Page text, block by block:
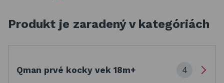
Produkt je zaradený v kategóriách
Qman prvé kocky vek 18m+ 4